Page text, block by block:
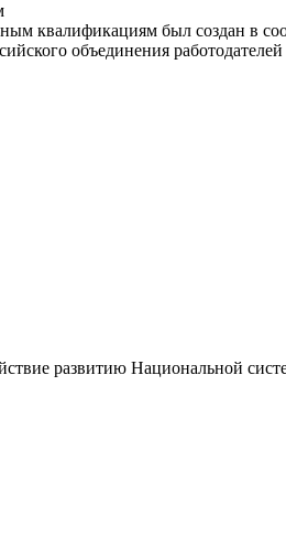
квалификациям был создан в
объединения
развитию Национальной